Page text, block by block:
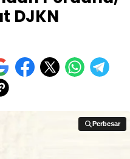
DJKN
Perbesar
Perbesar